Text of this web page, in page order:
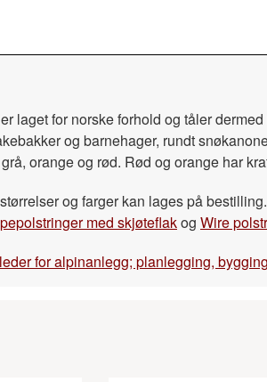
laget for norske forhold og tåler
og barnehager, rundt
orange og rød. Rød og orange har
og farger kan lages på
med skjøteflakog Wire
for alpinanlegg; planlegging,